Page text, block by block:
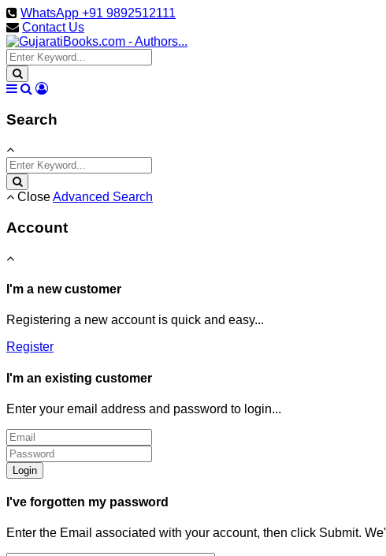
WhatsApp +91 9892512111
Contact Us
Search
CloseAdvanced Search
Account
I'm a new customer
Registering a new account is quick and easy...
Register
I'm an existing customer
Enter your email address and password to login...
Login
I've forgotten my password
Enter the Email associated with your account, then click Submit.